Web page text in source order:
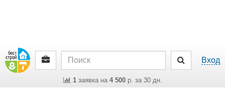
Вход
1заявка на 4 500р. за 30 дн.